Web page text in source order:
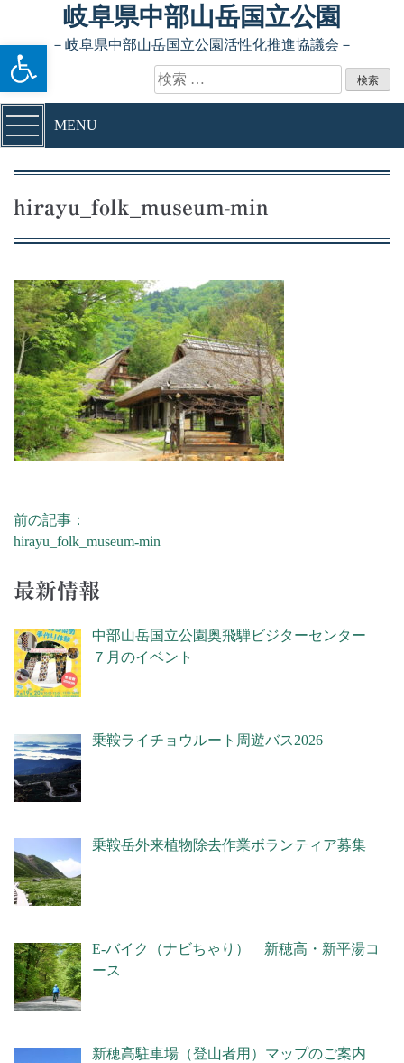
ツールバーを開く
Skip to content岐阜県中部山岳国立公園
－岐阜県中部山岳国立公園活性化推進協議会－
検索:
MENU
hirayu_folk_museum-min
投稿ナビゲーション
前の記事：
hirayu_folk_museum-min
最新情報
中部山岳国立公園奥飛騨ビジターセンター
７月のイベント
乗鞍ライチョウルート周遊バス2026
乗鞍岳外来植物除去作業ボランティア募集
E-バイク（ナビちゃり） 新穂高・新平湯コ
ース
新穂高駐車場（登山者用）マップのご案内